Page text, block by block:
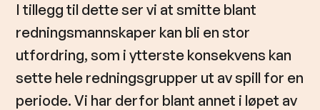
I tillegg til dette ser vi at smitte blant
redningsmannskaper kan bli en stor
utfordring, som i ytterste konsekvens kan
sette hele redningsgrupper ut av spill for en
periode. Vi har derfor blant annet i løpet av